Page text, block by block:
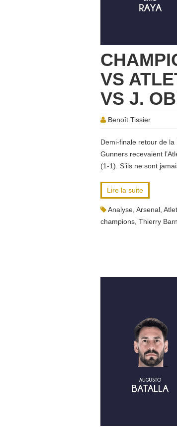
VS
VS J.
Benoît Tissier
Demi-finale retour de la
Gunners recevaient
(1-1). S’ils ne sont
Lire la suite
Analyse Arsenal
champions Thierry